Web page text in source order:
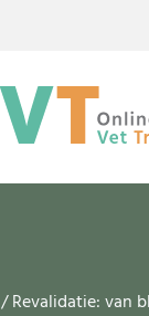
/ Revalidatie: van